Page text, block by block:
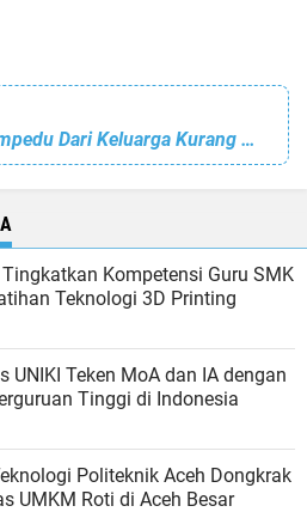
Anak Penderita Batu Empedu Dari Keluarga Kurang Mampu Butuh Bantuan Dermawan
Kompetensi Guru SMK
Teknologi 3D Printing
UNIKI Teken MoA dan IA dengan
Tinggi di Indonesia
Politeknik Aceh Dongkrak
UMKM Roti di Aceh Besar